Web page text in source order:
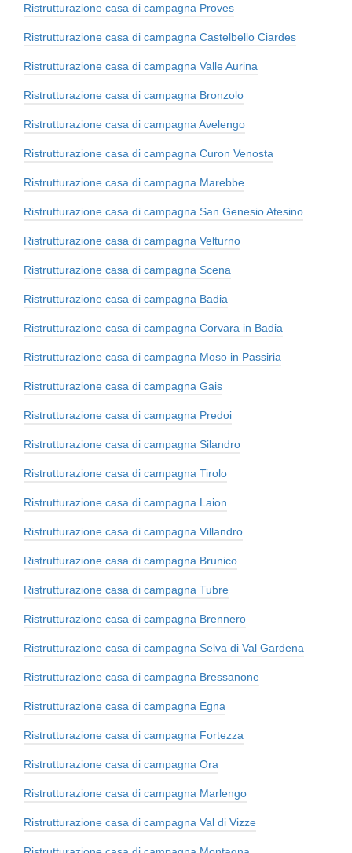
Ristrutturazione casa di campagna Proves
Ristrutturazione casa di campagna Castelbello Ciardes
Ristrutturazione casa di campagna Valle Aurina
Ristrutturazione casa di campagna Bronzolo
Ristrutturazione casa di campagna Avelengo
Ristrutturazione casa di campagna Curon Venosta
Ristrutturazione casa di campagna Marebbe
Ristrutturazione casa di campagna San Genesio Atesino
Ristrutturazione casa di campagna Velturno
Ristrutturazione casa di campagna Scena
Ristrutturazione casa di campagna Badia
Ristrutturazione casa di campagna Corvara in Badia
Ristrutturazione casa di campagna Moso in Passiria
Ristrutturazione casa di campagna Gais
Ristrutturazione casa di campagna Predoi
Ristrutturazione casa di campagna Silandro
Ristrutturazione casa di campagna Tirolo
Ristrutturazione casa di campagna Laion
Ristrutturazione casa di campagna Villandro
Ristrutturazione casa di campagna Brunico
Ristrutturazione casa di campagna Tubre
Ristrutturazione casa di campagna Brennero
Ristrutturazione casa di campagna Selva di Val Gardena
Ristrutturazione casa di campagna Bressanone
Ristrutturazione casa di campagna Egna
Ristrutturazione casa di campagna Fortezza
Ristrutturazione casa di campagna Ora
Ristrutturazione casa di campagna Marlengo
Ristrutturazione casa di campagna Val di Vizze